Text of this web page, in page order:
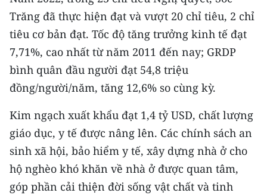
CHUYÊN ĐỀ
CÁC CHUYÊN TRANG
VỀ BÁO NHÂN DÂN
THỜI NAY
NHÂN DÂN CUỐI TUẦN
NHÂN DÂN HẰNG THÁNG
Trăng đã thực hiện đạt và vượt 20 chỉ tiêu, 2 chỉ
tiêu cơ bản đạt. Tốc độ tăng trưởng kinh tế đạt
7,71%, cao nhất từ năm 2011 đến nay; GRDP
bình quân đầu người đạt 54,8 triệu
đồng/người/năm, tăng 12,6% so cùng kỳ.
Kim ngạch xuất khẩu đạt 1,4 tỷ USD, chất lượng
giáo dục, y tế được nâng lên. Các chính sách an
sinh xã hội, bảo hiểm y tế, xây dựng nhà ở cho
hộ nghèo khó khăn về nhà ở được quan tâm,
góp phần cải thiện đời sống vật chất và tinh